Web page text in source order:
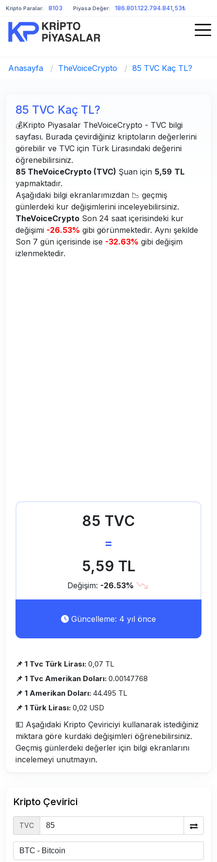
Kripto Paralar: 8103 Piyasa Değer: 186.801.122.794.841,53₺
Anasayfa / TheVoiceCrypto / 85 TVC Kaç TL?
85 TVC Kaç TL?
💰Kripto Piyasalar TheVoiceCrypto - TVC bilgi
sayfası. Burada çevirdiğiniz kriptoların değerlerini
görebilir ve TVC için Türk Lirasındaki değerini
öğrenebilirsiniz.
85 TheVoiceCrypto (TVC) Şuan için 5,59 TL
yapmaktadır.
Aşağıdaki bilgi ekranlarımızdan 📉 geçmiş
günlerdeki kur değişimlerini inceleyebilirsiniz.
TheVoiceCrypto Son 24 saat içerisindeki kur
değişimi -26.53% gibi görünmektedir. Aynı şekilde
Son 7 gün içerisinde ise -32.63% gibi değişim
izlenmektedir.
85 TVC
=
5,59 TL
Değişim: -26.53%
Güncelleme: 4 yıl önce
📌 1 Tvc Türk Lirası: 0,07 TL
📌 1 Tvc Amerikan Doları: 0.00147768
📌 1 Amerikan Doları: 44.495 TL
📌 1 Türk Lirası: 0,02 USD
💵 Aşağıdaki Kripto Çeviriciyi kullanarak istediğiniz
miktara göre kurdaki değişimleri öğrenebilirsiniz.
Geçmiş günlerdeki değerler için bilgi ekranlarını
incelemeyi unutmayın.
Kripto Çevirici
TVC